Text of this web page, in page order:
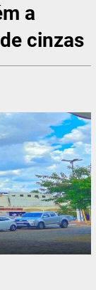
a
cinzas